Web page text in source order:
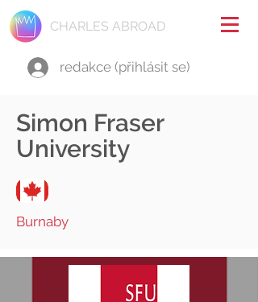
CHARLES ABROAD
redakce (přihlásit se)
Simon Fraser
University
Burnaby